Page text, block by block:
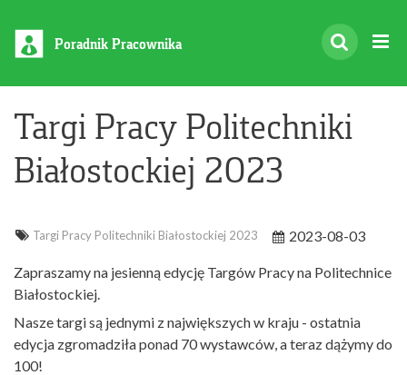
Poradnik Pracownika
Targi Pracy Politechniki
Białostockiej 2023
Targi Pracy Politechniki Białostockiej 2023 2023-08-03
Zapraszamy na jesienną edycję Targów Pracy na Politechnice
Białostockiej.
Nasze targi są jednymi z największych w kraju - ostatnia
edycja zgromadziła ponad 70 wystawców, a teraz dążymy do
100!